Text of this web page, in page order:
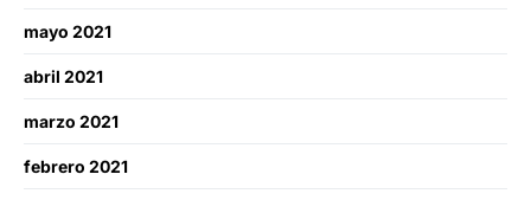
mayo 2021
abril 2021
marzo 2021
febrero 2021